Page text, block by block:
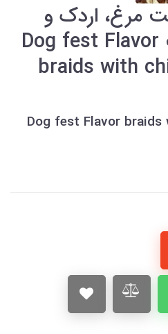
مرغ، اردک و
ماهی داگ فست Dog fest Flavor
braids with
Dog fest Flavor